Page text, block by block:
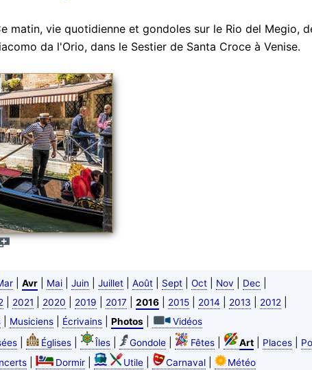
matin, vie quotidienne et gondoles sur le Rio del Megio,
da l'Orio, dans le Sestier de Santa Croce à Venise.
| Avr| Mai| Juin Juillet| Août| Sept| Oct| Nov Dec
2021 2020 2019 2017 2016| 2015| 2014 2013 2012
| Musiciens| Écrivains| Photos|
Vidéos
| Églises| Îles| Gondole| Fêtes| Art| Places|
| Dormir| Utile| Carnaval| Météo